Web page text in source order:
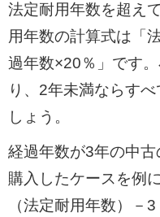
法定耐用年数を超え
用年数の計算式は「
過年数×20％」です
り、2年未満ならす
しょう。
経過年数が3年の中
購入したケースを例
（法定耐用年数）－